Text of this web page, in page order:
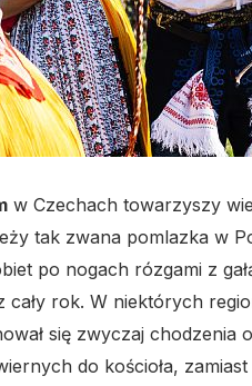
w Czechach towarzyszy
tak zwana pomlazka w
po nogach rózgami z
cały rok. W niektórych
się zwyczaj chodzenia
do kościoła,